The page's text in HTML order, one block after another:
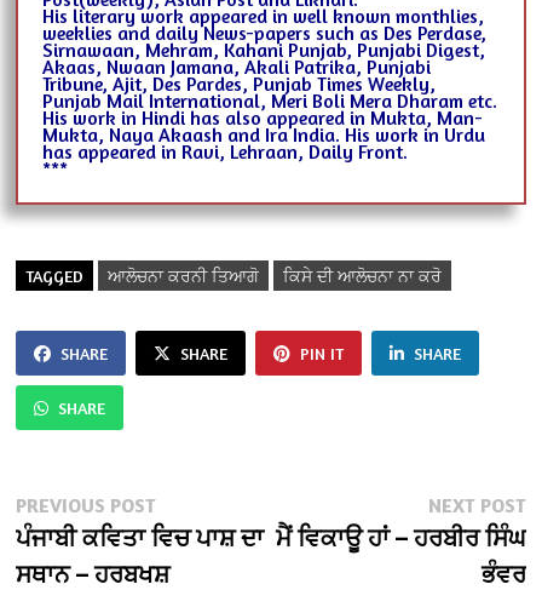
His literary work appeared in well known monthlies,
weeklies and daily News-papers such as Des Perdase,
Sirnawaan, Mehram, Kahani Punjab, Punjabi Digest,
Akaas, Nwaan Jamana, Akali Patrika, Punjabi
Tribune, Ajit, Des Pardes, Punjab Times Weekly,
Punjab Mail International, Meri Boli Mera Dharam etc.
His work in Hindi has also appeared in Mukta, Man-
Mukta, Naya Akaash and Ira India. His work in Urdu
has appeared in Ravi, Lehraan, Daily Front.
***
TAGGED ਆਲੋਚਨਾ ਕਰਨੀ ਤਿਆਗੋ ਕਿਸੇ ਦੀ ਆਲੋਚਨਾ ਨਾ ਕਰੋ
SHARE SHARE PIN IT SHARE
SHARE
Post
navigation
PREVIOUS POSTPrevious
post:
ਪੰਜਾਬੀ ਕਵਿਤਾ ਵਿਚ ਪਾਸ਼ ਦਾ
ਸਥਾਨ – ਹਰਬਖਸ਼
NEXT POST
ਮੈਂ ਵਿਕਾਊ ਹਾਂ – ਹਰਬੀਰ ਸਿੰਘ
ਭੰਵਰ